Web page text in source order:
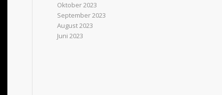
Oktober 2023
September 2023
August 2023
Juni 2023